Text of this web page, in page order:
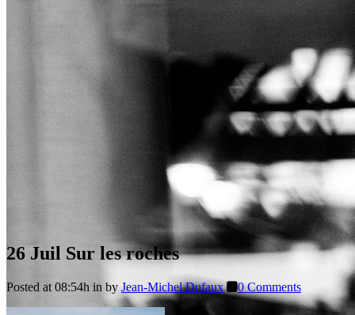
26 Juil Sur les roches
Posted at 08:54h in by Jean-Michel Dufaux 0 Comments